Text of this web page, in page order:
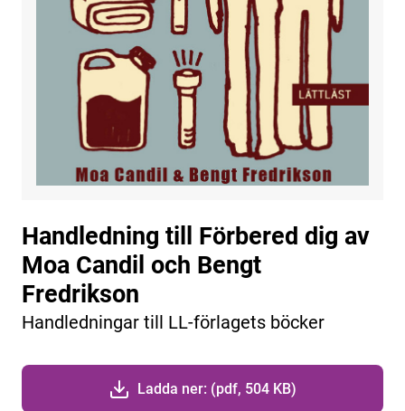
Handledning till Förbered dig av
Moa Candil och Bengt
Fredrikson
Handledningar till LL-förlagets böcker
Ladda ner: (pdf, 504 KB)